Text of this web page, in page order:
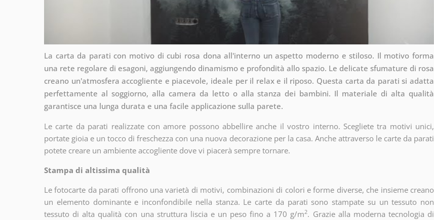
La carta da parati con motivo di cubi rosa dona all'interno un aspetto moderno e stiloso. Il motivo forma
una rete regolare di esagoni, aggiungendo dinamismo e profondità allo spazio. Le delicate sfumature di rosa
creano un'atmosfera accogliente e piacevole, ideale per il relax e il riposo. Questa carta da parati si adatta
perfettamente al soggiorno, alla camera da letto o alla stanza dei bambini. Il materiale di alta qualità
garantisce una lunga durata e una facile applicazione sulla parete.
Le carte da parati realizzate con amore possono abbellire anche il vostro interno. Scegliete tra motivi unici,
portate gioia e un tocco di freschezza con una nuova decorazione per la casa. Anche attraverso le carte da parati
potete creare un ambiente accogliente dove vi piacerà sempre tornare.
Stampa di altissima qualità
Le fotocarte da parati offrono una varietà di motivi, combinazioni di colori e forme diverse, che insieme creano
un elemento dominante e inconfondibile nella stanza. Le carte da parati sono stampate su un tessuto non
tessuto di alta qualità con una struttura liscia e un peso fino a 170 g/m2. Grazie alla moderna tecnologia di